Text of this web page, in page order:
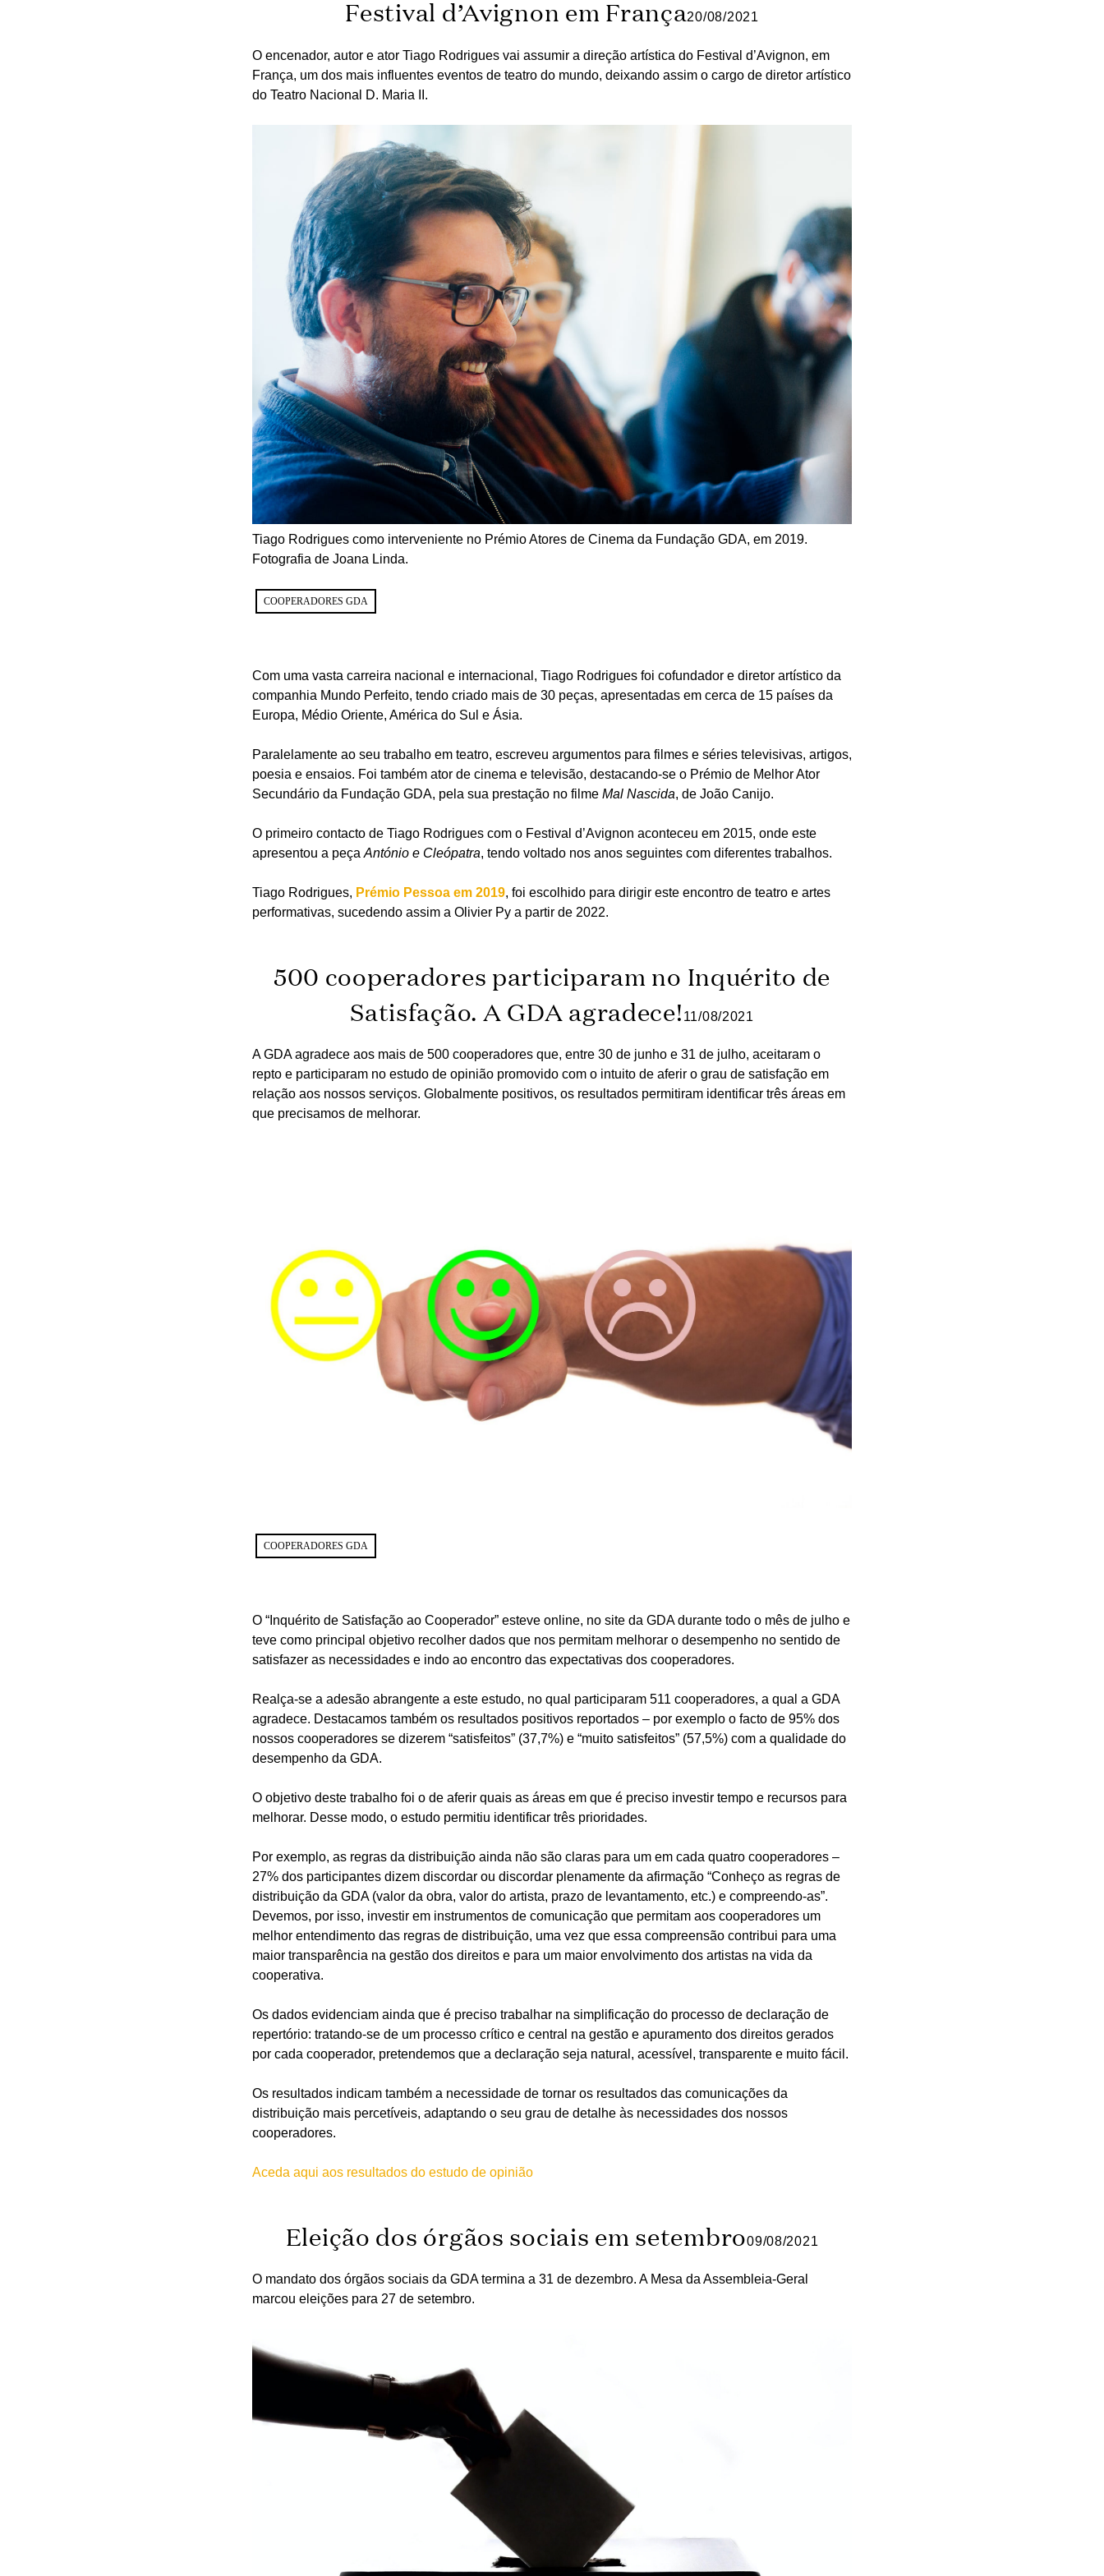
Festival d’Avignon em França20/08/2021
O encenador, autor e ator Tiago Rodrigues vai assumir a direção artística do Festival d’Avignon, em
França, um dos mais influentes eventos de teatro do mundo, deixando assim o cargo de diretor artístico
do Teatro Nacional D. Maria II.
Tiago Rodrigues como interveniente no Prémio Atores de Cinema da Fundação GDA, em 2019.
Fotografia de Joana Linda.
COOPERADORES GDA
Com uma vasta carreira nacional e internacional, Tiago Rodrigues foi cofundador e diretor artístico da
companhia Mundo Perfeito, tendo criado mais de 30 peças, apresentadas em cerca de 15 países da
Europa, Médio Oriente, América do Sul e Ásia.
Paralelamente ao seu trabalho em teatro, escreveu argumentos para filmes e séries televisivas, artigos,
poesia e ensaios. Foi também ator de cinema e televisão, destacando-se o Prémio de Melhor Ator
Secundário da Fundação GDA, pela sua prestação no filme Mal Nascida, de João Canijo.
O primeiro contacto de Tiago Rodrigues com o Festival d’Avignon aconteceu em 2015, onde este
apresentou a peçaAntónio e Cleópatra, tendo voltado nos anos seguintes com diferentes trabalhos.
Tiago Rodrigues, Prémio Pessoa em 2019, foi escolhido para dirigir este encontro de teatro e artes
performativas, sucedendo assim a Olivier Py a partir de 2022.
500 cooperadores participaram no Inquérito de
Satisfação. A GDA agradece! 11/08/2021
A GDA agradece aos mais de 500 cooperadores que, entre 30 de junho e 31 de julho, aceitaram o
repto e participaram no estudo de opinião promovido com o intuito de aferir o grau de satisfação em
relação aos nossos serviços. Globalmente positivos, os resultados permitiram identificar três áreas em
que precisamos de melhorar.
COOPERADORES GDA
O “Inquérito de Satisfação ao Cooperador” esteve online, no site da GDA durante todo o mês de julho e
teve como principal objetivo recolher dados que nos permitam melhorar o desempenho no sentido de
satisfazer as necessidades e indo ao encontro das expectativas dos cooperadores.
Realça-se a adesão abrangente a este estudo, no qual participaram 511 cooperadores, a qual a GDA
agradece. Destacamos também os resultados positivos reportados – por exemplo o facto de 95% dos
nossos cooperadores se dizerem “satisfeitos” (37,7%) e “muito satisfeitos” (57,5%) com a qualidade do
desempenho da GDA.
O objetivo deste trabalho foi o de aferir quais as áreas em que é preciso investir tempo e recursos para
melhorar. Desse modo, o estudo permitiu identificar três prioridades.
Por exemplo, as regras da distribuição ainda não são claras para um em cada quatro cooperadores –
27% dos participantes dizem discordar ou discordar plenamente da afirmação “Conheço as regras de
distribuição da GDA (valor da obra, valor do artista, prazo de levantamento, etc.) e compreendo-as”.
Devemos, por isso, investir em instrumentos de comunicação que permitam aos cooperadores um
melhor entendimento das regras de distribuição, uma vez que essa compreensão contribui para uma
maior transparência na gestão dos direitos e para um maior envolvimento dos artistas na vida da
cooperativa.
Os dados evidenciam ainda que é preciso trabalhar na simplificação do processo de declaração de
repertório: tratando-se de um processo crítico e central na gestão e apuramento dos direitos gerados
por cada cooperador, pretendemos que a declaração seja natural, acessível, transparente e muito fácil.
Os resultados indicam também a necessidade de tornar os resultados das comunicações da
distribuição mais percetíveis, adaptando o seu grau de detalhe às necessidades dos nossos
cooperadores.
Aceda aqui aos resultados do estudo de opinião
Eleição dos órgãos sociais em setembro09/08/2021
O mandato dos órgãos sociais da GDA termina a 31 de dezembro. A Mesa da Assembleia-Geral
marcou eleições para 27 de setembro.